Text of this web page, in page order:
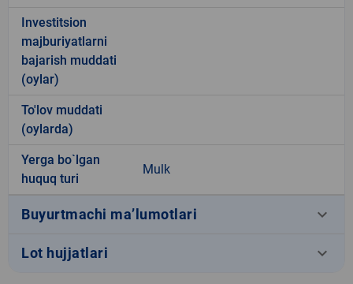
Investitsion
majburiyatlarni
bajarish muddati
(oylar)
To'lov muddati
(oylarda)
Yerga bo`lgan
huquq turi
Mulk
Buyurtmachi ma’lumotlari keyboard_arrow_down
Lot hujjatlari keyboard_arrow_down